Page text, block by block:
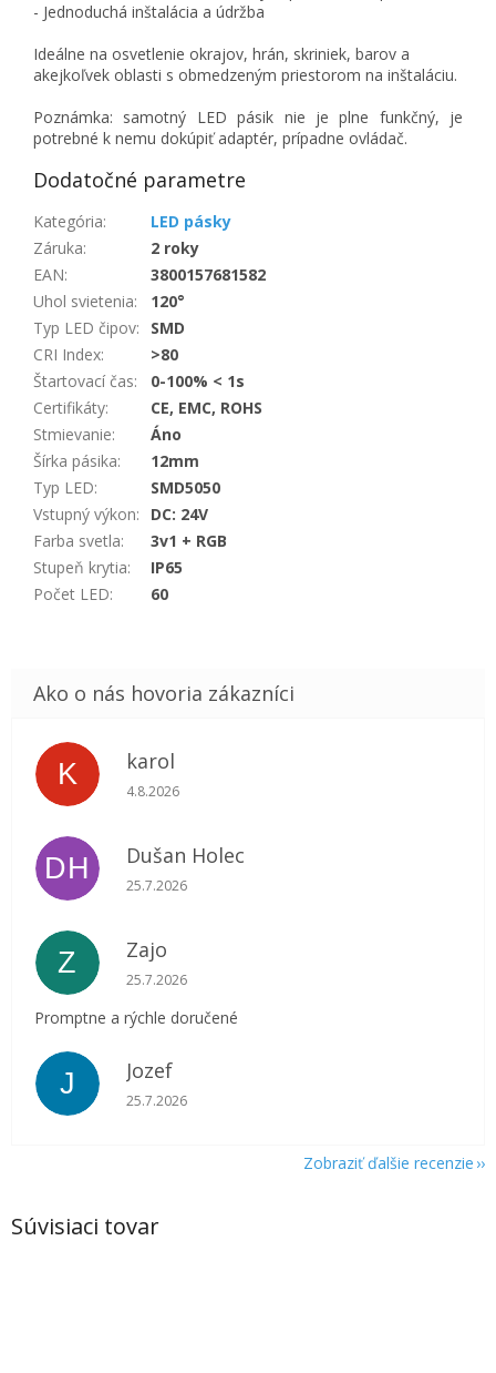
Súvisiaci tovar
- Jednoduchá inštalácia a údržba
Ideálne na osvetlenie okrajov, hrán, skriniek, barov a
akejkoľvek oblasti s obmedzeným priestorom na inštaláciu.
Poznámka: samotný LED pásik nie je plne funkčný, je
potrebné k nemu dokúpiť adaptér, prípadne ovládač.
Dodatočné parametre
Kategória:
LED pásky
Záruka:
2 roky
EAN:
3800157681582
Uhol svietenia:
120°
Typ LED čipov:
SMD
CRI Index:
>80
Štartovací čas:
0-100% < 1s
Certifikáty:
CE, EMC, ROHS
Stmievanie:
Áno
Šírka pásika:
12mm
Typ LED:
SMD5050
Vstupný výkon:
DC: 24V
Farba svetla:
3v1 + RGB
Stupeň krytia:
IP65
Počet LED: 60
K karol
Hodnotenie obchodu je 5 z 5 hviezdičiek.
4.8.2026
DH Dušan Holec
Hodnotenie obchodu je 5 z 5 hviezdičiek.
25.7.2026
Z Zajo
Hodnotenie obchodu je 5 z 5 hviezdičiek.
25.7.2026
Promptne a rýchle doručené
J Jozef
Hodnotenie obchodu je 5 z 5 hviezdičiek.
25.7.2026
Zobraziť ďalšie recenzie